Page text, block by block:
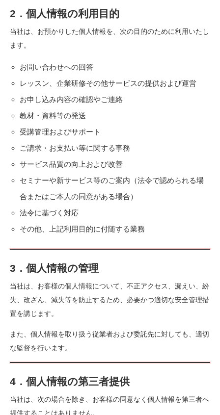
2．個人情報の利用目的
当社は、お預かりした個人情報を、次の目的のために利用いたし
ます。
お問い合わせへの回答
レッスン、企業研修その他サービスの提供および運営
お申し込み内容の確認やご連絡
教材・資料等の発送
受講管理およびサポート
ご請求・お支払い等に関する事務
サービス品質の向上および改善
セミナーや新サービス等のご案内（法令で認められる場
合またはご本人の同意がある場合）
法令に基づく対応
その他、上記利用目的に付随する業務
3．個人情報の管理
当社は、お客様の個人情報について、不正アクセス、漏えい、紛
失、改ざん、滅失等を防止するため、必要かつ適切な安全管理措
置を講じます。
また、個人情報を取り扱う従業者および委託先に対しても、適切
な監督を行います。
4．個人情報の第三者提供
当社は、次の場合を除き、お客様の同意なく個人情報を第三者へ
提供することはありません。